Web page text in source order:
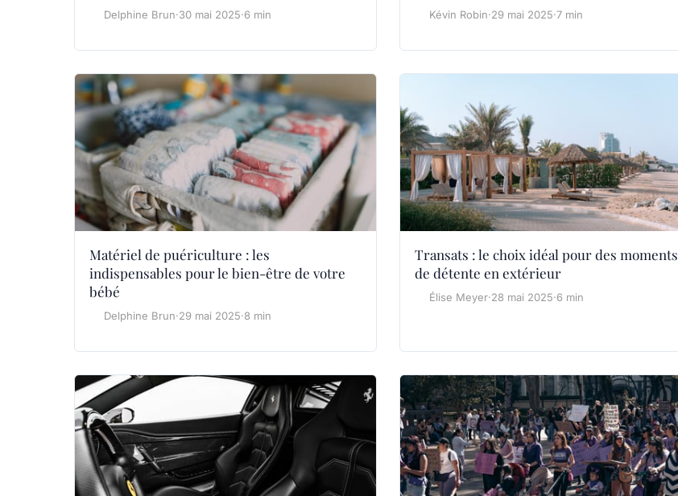
Delphine Brun·30 mai 2025·6 min Kévin Robin·29 mai 2025·7 min
Matériel de puériculture : les
indispensables pour le bien-être de votre
bébé
Delphine Brun·29 mai 2025·8 min
Transats : le choix idéal pour des moments
de détente en extérieur
Élise Meyer·28 mai 2025·6 min